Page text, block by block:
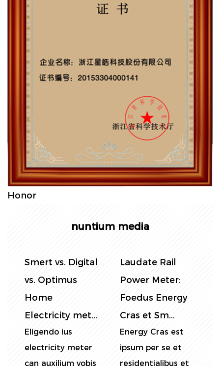
Honor
nuntium media
Smert vs. Digital
vs. Optimus
Home
Electricity met...
Eligendo ius
electricity meter
can auxilium vobis
Laudate Rail
Power Meter:
Foedus Energy
Cras et Sm...
Energy Cras est
ipsum per se et
residentialibus et